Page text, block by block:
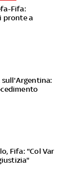
Fifa:
pronte a
sull'Argentina:
Fifa: "Col Var